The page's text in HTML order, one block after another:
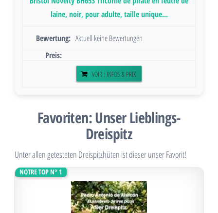
laine, noir, pour adulte, taille unique...
Aktuell keine Bewertungen
VOIR : INFOS & PRIX
Favoriten: Unser Lieblings-
Dreispitz
Unter allen getesteten Dreispitzhüten ist dieser unser Favorit!
NOTRE TOP N° 1